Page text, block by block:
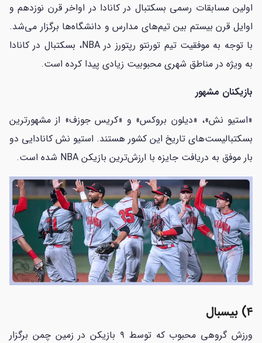
اولین مسابقات رسمی بسکتبال در کانادا در اواخر قرن نوزدهم و
اوایل قرن بیستم بین تیم‌های مدارس و دانشگاه‌ها برگزار می‌شد.
با توجه به موفقیت تیم تورنتو رپتورز در NBA، بسکتبال در کانادا
به ویژه در مناطق شهری محبوبیت زیادی پیدا کرده است.
بازیکنان مشهور
«استیو نش»، «دیلون بروکس» و «کریس جوزف» از مشهورترین
بسکتبالیست‌های تاریخ این کشور هستند. استیو نش کانادایی دو
بار موفق به دریافت جایزه با ارزش‌ترین بازیکن NBA شده است.
۴) بیسبال
ورزش گروهی محبوب که توسط ۹ بازیکن در زمین چمن برگزار